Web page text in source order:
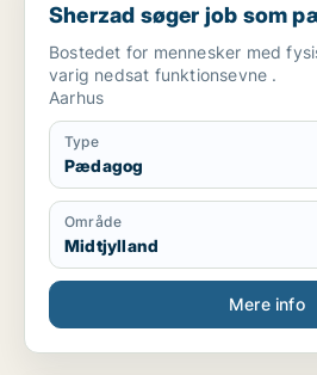
Sherzad søger job som
Bostedet for mennesker med
varig nedsat funktionsevne .
Aarhus
Type
Pædagog
Område
Midtjylland
Mere info